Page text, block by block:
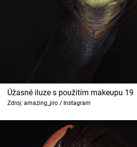
Úžasné iluze s použitím makeupu 19
Zdroj: amazing_jiro / Instagram